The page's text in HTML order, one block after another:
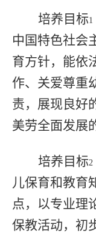
培养目标1
中国特色社会
育方针，能依
作、关爱尊重
责，展现良好
美劳全面发展
培养目标2
儿保育和教育
点，以专业理
保教活动，初